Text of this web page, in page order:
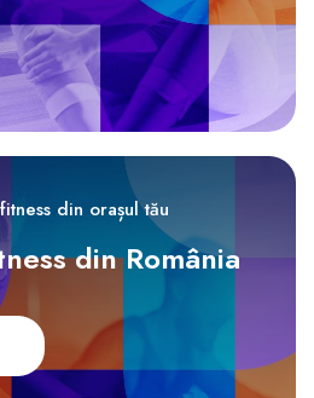
din orașul tău
din România